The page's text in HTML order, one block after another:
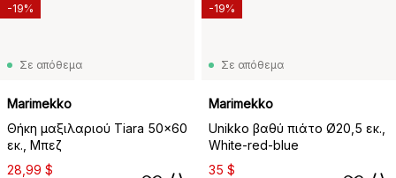
Σε απόθεμα
Marimekko
Θήκη μαξιλαριού Tiara 50x60
εκ., Μπεζ
28,99 $
-19%
Σε απόθεμα
Marimekko
Unikko βαθύ πιάτο Ø20,5 εκ.,
White-red-blue
35 $
-19%